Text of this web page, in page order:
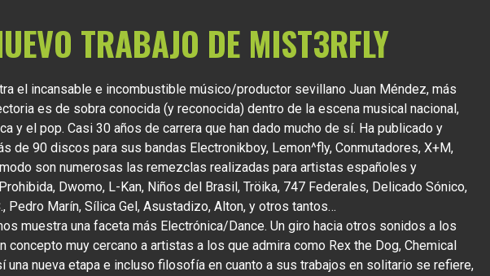
TRABAJO DE MIST3RFLY
el incansable e incombustible músico/productor sevillano Juan Méndez, más
es de sobra conocida (y reconocida) dentro de la escena musical nacional,
y el pop. Casi 30 años de carrera que han dado mucho de sí. Ha publicado y
de 90 discos para sus bandas Electronikboy, Lemon^fly, Conmutadores, X+M,
son numerosas las remezclas realizadas para artistas españoles y
Dwomo, L-Kan, Niños del Brasil, Tröika, 747 Federales, Delicado Sónico,
Pedro Marín, Sílica Gel, Asustadizo, Alton, y otros tantos…
muestra una faceta más Electrónica/Dance. Un giro hacia otros sonidos a los
concepto muy cercano a artistas a los que admira como Rex the Dog, Chemical
una nueva etapa e incluso filosofía en cuanto a sus trabajos en solitario se refiere,